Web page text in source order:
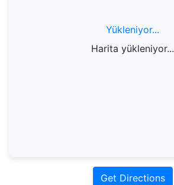
Yükleniyor...
Harita yükleniyor...
Get Directions